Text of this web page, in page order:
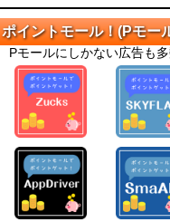
ポイントモール！(Pモー
Pモールにしかない広告も